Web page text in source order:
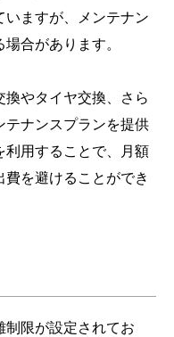
いますが、メンテナン
合があります。
換やタイヤ交換、さら
テナンスプランを提供
利用することで、月額
を避けることができ
制限が設定されてお